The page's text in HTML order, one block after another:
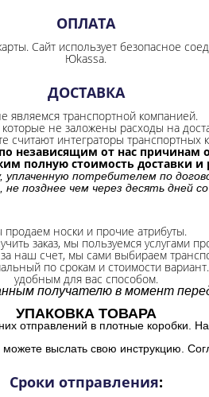
ОПЛАТА
Сайт использует безопасное
Юkassa.
ДОСТАВКА
являемся транспортной компанией.
не заложены расходы на
считают интеграторы транспортных
независящим от нас причинам
полную стоимость доставки и
потребителем по
позднее чем через десять дней
носки и прочие атрибуты.
заказ, мы пользуемся услугами
за наш счет, мы сами выбираем
по срокам и стоимости
удобным для вас способом.
получателю в момент
УПАКОВКА ТОВАРА
отправлений в плотные коробки.
выслать свою инструкцию.
Сроки отправления: